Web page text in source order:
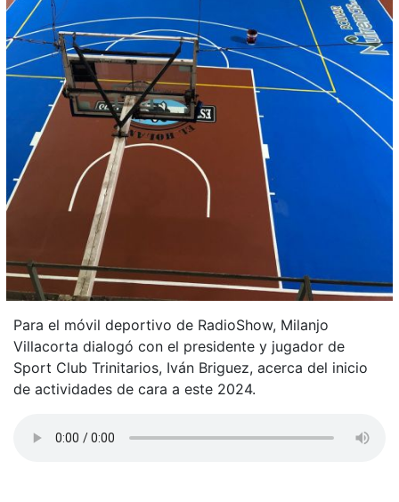
Para el móvil deportivo de RadioShow, Milanjo
Villacorta dialogó con el presidente y jugador de
Sport Club Trinitarios, Iván Briguez, acerca del inicio
de actividades de cara a este 2024.